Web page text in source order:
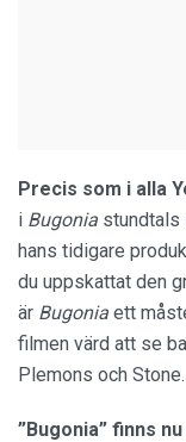
Precis som i alla
i Bugonia stundtals
hans tidigare
du uppskattat den
är Bugonia ett
filmen värd att se
Plemons och Stone.
”Bugonia” finns